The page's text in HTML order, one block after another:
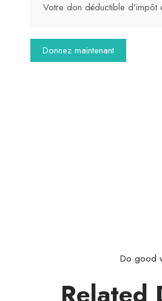
Votre don déductible d’impôt
Do good